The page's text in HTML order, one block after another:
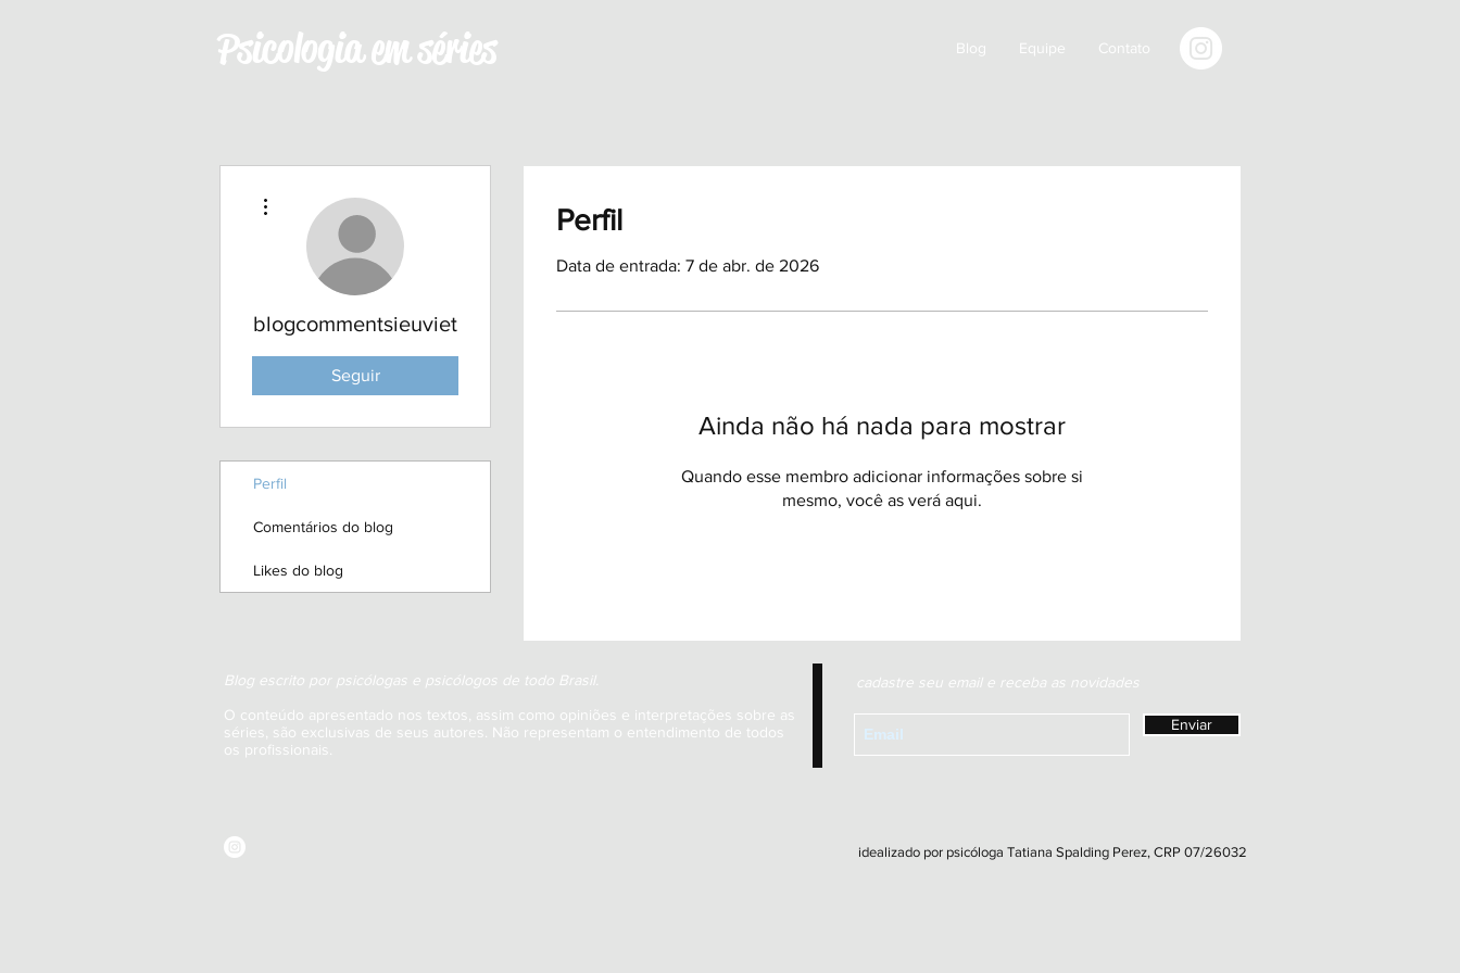
Psicologia em séries Blog Equipe Contato
Perfil
Data de entrada: 7 de abr. de 2026
Ainda não há nada para mostrar
Quando esse membro adicionar informações sobre si
mesmo, você as verá aqui.
blogcommentsieuviet
Seguir
Perfil
Comentários do blog
Likes do blog
Blog escrito por psicólogas e psicólogos de todo Brasil.
O conteúdo apresentado nos textos, assim como opiniões e interpretações sobre as
séries, são exclusivas de seus autores. Não representam o entendimento de todos
os profissionais.
cadastre seu email e receba as novidades
Enviar
idealizado por psicóloga Tatiana Spalding Perez, CRP 07/26032